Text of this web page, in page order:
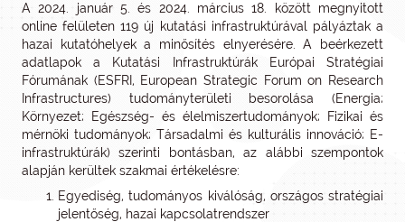
A 2024. január 5. és 2024. március 18. között megnyitott
online felületen 119 új kutatási infrastruktúrával pályáztak a
hazai kutatóhelyek a minősítés elnyerésére. A beérkezett
adatlapok a Kutatási Infrastruktúrák Európai Stratégiai
Fórumának (ESFRI, European Strategic Forum on Research
Infrastructures) tudományterületi besorolása (Energia;
Környezet; Egészség- és élelmiszertudományok; Fizikai és
mérnöki tudományok; Társadalmi és kulturális innováció; E-
infrastruktúrák) szerinti bontásban, az alábbi szempontok
alapján kerültek szakmai értékelésre:
Egyediség, tudományos kiválóság, országos stratégiai
jelentőség, hazai kapcsolatrendszer